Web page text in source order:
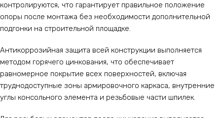
контролируются, что гарантирует правильное положение
опоры после монтажа без необходимости дополнительной
подгонки на строительной площадке.
Антикоррозийная защита всей конструкции выполняется
методом горячего цинкования, что обеспечивает
равномерное покрытие всех поверхностей, включая
труднодоступные зоны армировочного каркаса, внутренние
углы консольного элемента и резьбовые части шпилек.